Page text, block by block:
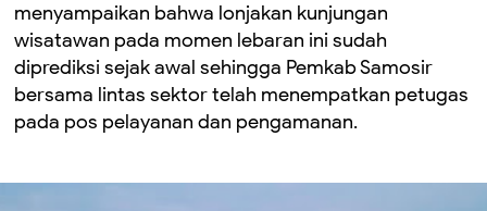
menyampaikan bahwa lonjakan kunjungan
wisatawan pada momen lebaran ini sudah
diprediksi sejak awal sehingga Pemkab Samosir
bersama lintas sektor telah menempatkan petugas
pada pos pelayanan dan pengamanan.